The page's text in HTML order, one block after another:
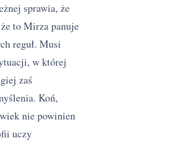
sprawia, że
to Mirza panuje
reguł. Musi
w której
zaś
Koń,
nie powinien
uczy